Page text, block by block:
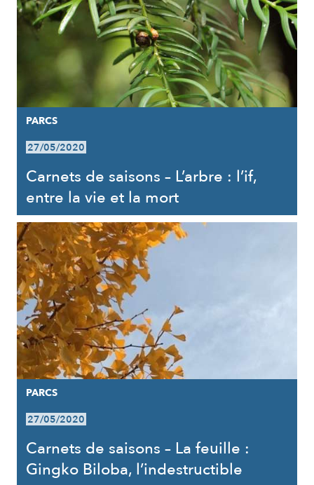
PARCS
27/05/2020
Carnets de saisons – L’arbre : l’if,
entre la vie et la mort
PARCS
27/05/2020
Carnets de saisons – La feuille :
Gingko Biloba, l’indestructible